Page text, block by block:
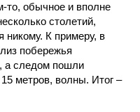
то, обычное и вполне
столетий,
никому. К примеру, в
побережья
а следом пошли
метров, волны. Итог –